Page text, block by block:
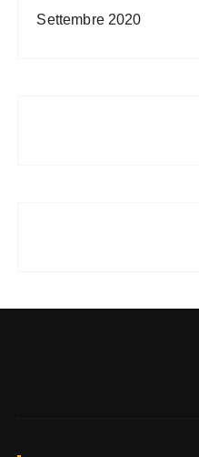
Settembre 2020